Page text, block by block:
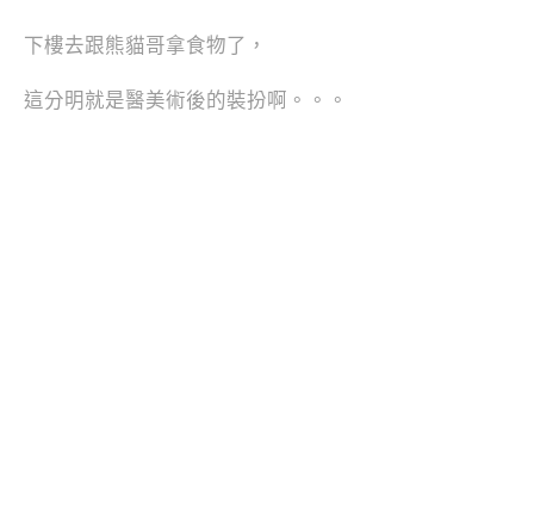
下樓去跟熊貓哥拿食物了，
這分明就是醫美術後的裝扮啊。。。